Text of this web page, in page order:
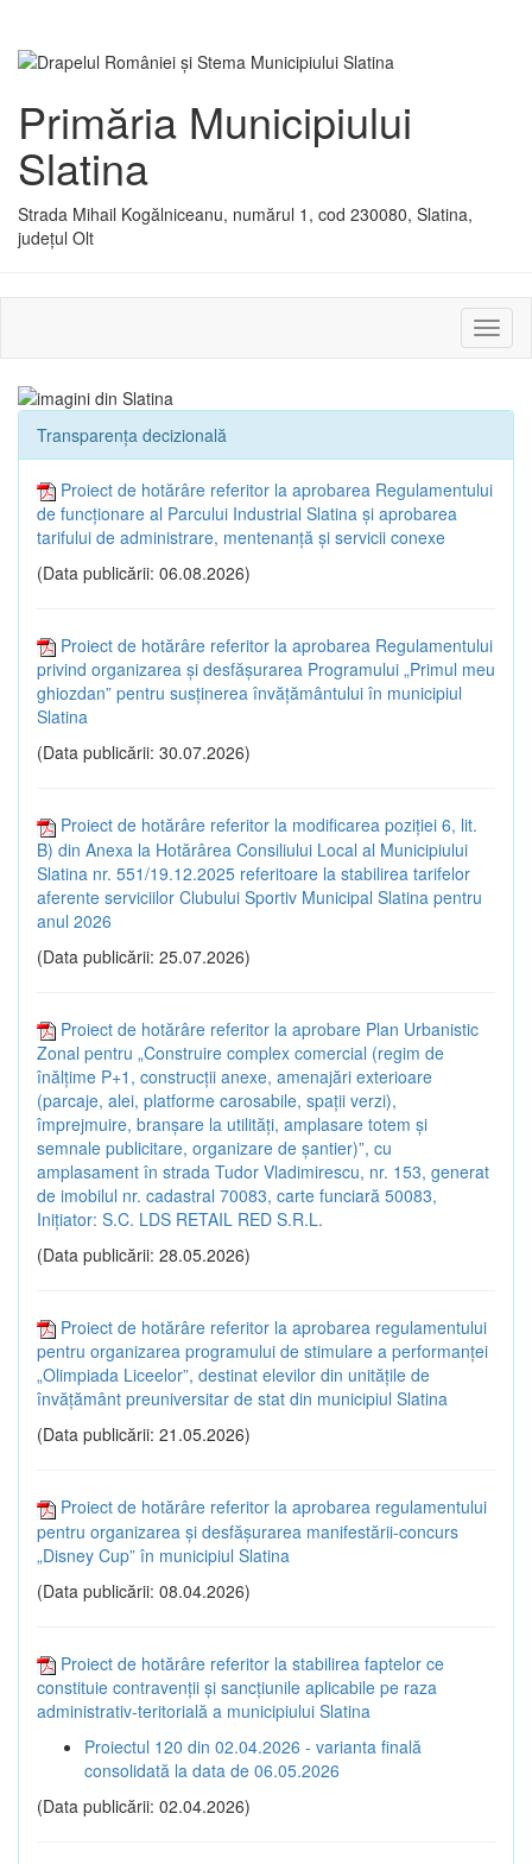
Primăria Municipiului
Slatina
Strada Mihail Kogălniceanu, numărul 1, cod 230080, Slatina,
județul Olt
sau
Transparența decizională
Proiect de hotărâre referitor la aprobarea Regulamentului
de funcţionare al Parcului Industrial Slatina şi aprobarea
tarifului de administrare, mentenanţă şi servicii conexe
(Data publicării: 06.08.2026)
Proiect de hotărâre referitor la aprobarea Regulamentului
privind organizarea și desfășurarea Programului „Primul meu
ghiozdan” pentru susținerea învățământului în municipiul
Slatina
(Data publicării: 30.07.2026)
Proiect de hotărâre referitor la modificarea poziției 6, lit.
B) din Anexa la Hotărârea Consiliului Local al Municipiului
Slatina nr. 551/19.12.2025 referitoare la stabilirea tarifelor
aferente serviciilor Clubului Sportiv Municipal Slatina pentru
anul 2026
(Data publicării: 25.07.2026)
Proiect de hotărâre referitor la aprobare Plan Urbanistic
Zonal pentru „Construire complex comercial (regim de
înălțime P+1, construcții anexe, amenajări exterioare
(parcaje, alei, platforme carosabile, spații verzi),
împrejmuire, branșare la utilități, amplasare totem și
semnale publicitare, organizare de șantier)”, cu
amplasament în strada Tudor Vladimirescu, nr. 153, generat
de imobilul nr. cadastral 70083, carte funciară 50083,
Inițiator: S.C. LDS RETAIL RED S.R.L.
(Data publicării: 28.05.2026)
Proiect de hotărâre referitor la aprobarea regulamentului
pentru organizarea programului de stimulare a performanței
„Olimpiada Liceelor”, destinat elevilor din unitățile de
învățământ preuniversitar de stat din municipiul Slatina
(Data publicării: 21.05.2026)
Proiect de hotărâre referitor la aprobarea regulamentului
pentru organizarea și desfășurarea manifestării-concurs
„Disney Cup” în municipiul Slatina
(Data publicării: 08.04.2026)
Proiect de hotărâre referitor la stabilirea faptelor ce
constituie contravenții și sancțiunile aplicabile pe raza
administrativ-teritorială a municipiului Slatina
Proiectul 120 din 02.04.2026 - varianta finală
consolidată la data de 06.05.2026
(Data publicării: 02.04.2026)